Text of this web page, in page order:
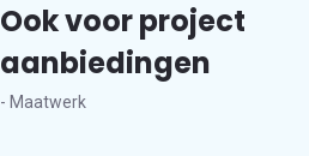
Ook voor project
aanbiedingen
- Maatwerk